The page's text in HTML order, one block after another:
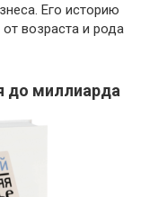
Его историю
возраста и рода
до миллиарда